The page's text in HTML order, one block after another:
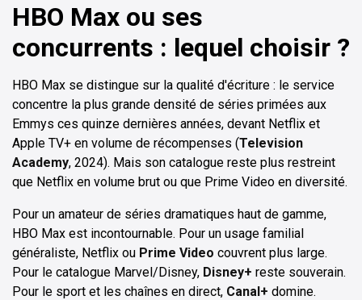
HBO Max ou ses
concurrents : lequel choisir ?
HBO Max se distingue sur la qualité d'écriture : le service
concentre la plus grande densité de séries primées aux
Emmys ces quinze dernières années, devant Netflix et
Apple TV+ en volume de récompenses (Television
Academy, 2024). Mais son catalogue reste plus restreint
que Netflix en volume brut ou que Prime Video en diversité.
Pour un amateur de séries dramatiques haut de gamme,
HBO Max est incontournable. Pour un usage familial
généraliste, Netflix ou Prime Video couvrent plus large.
Pour le catalogue Marvel/Disney, Disney+ reste souverain.
Pour le sport et les chaînes en direct, Canal+ domine.